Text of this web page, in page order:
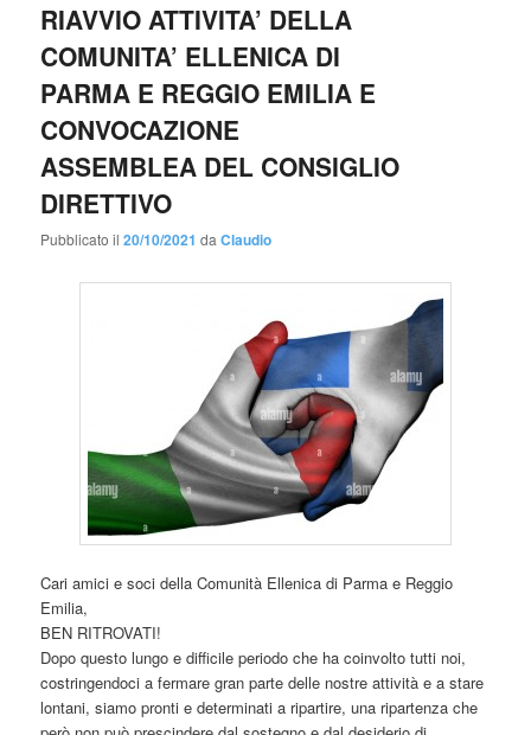
RIAVVIO ATTIVITA’ DELLA
COMUNITA’ ELLENICA DI
PARMA E REGGIO EMILIA E
CONVOCAZIONE
ASSEMBLEA DEL CONSIGLIO
DIRETTIVO
Pubblicato il20/10/2021 daClaudio
Cari amici e soci della Comunità Ellenica di Parma e Reggio
Emilia,
BEN RITROVATI!
Dopo questo lungo e difficile periodo che ha coinvolto tutti noi,
costringendoci a fermare gran parte delle nostre attività e a stare
lontani, siamo pronti e determinati a ripartire, una ripartenza che